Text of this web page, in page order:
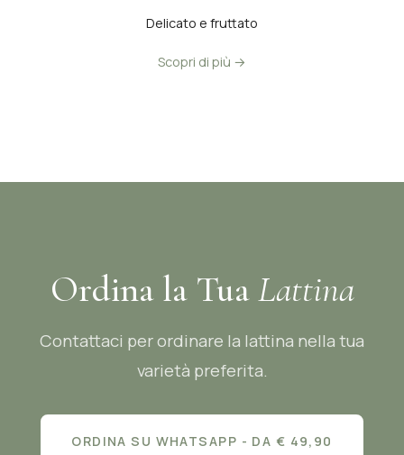
Delicato e fruttato
Scopri di più →
Ordina la TuaLattina
Contattaci per ordinare la lattina nella tua
varietà preferita.
ORDINA SU WHATSAPP - DA € 49,90